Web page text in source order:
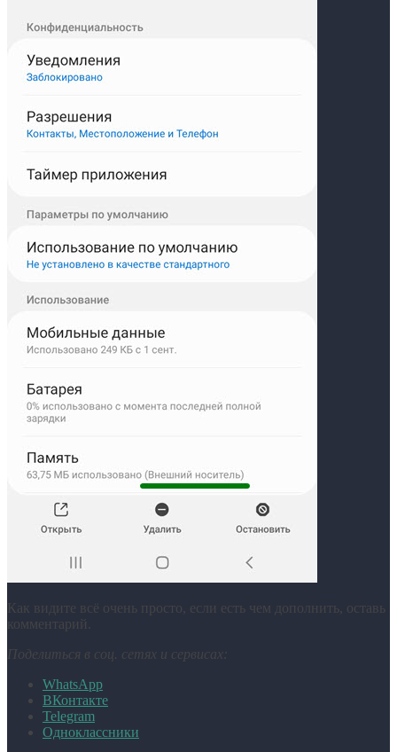
Как видите всё очень просто, если есть чем дополнить, оставь
комментарий.
Поделиться в соц. сетях и сервисах:
WhatsApp
ВКонтакте
Telegram
Одноклассники